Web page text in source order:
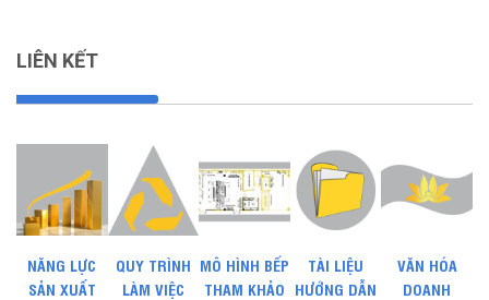
LIÊN KẾT
NĂNG LỰC
SẢN XUẤT
QUY TRÌNH
LÀM VIỆC
MÔ HÌNH BẾP
THAM KHẢO
TÀI LIỆU
HƯỚNG DẪN
VĂN HÓA
DOANH